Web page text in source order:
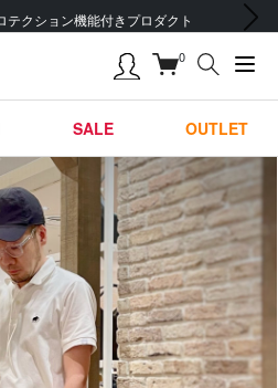
テクション機能付きプロダクト
次の画像
0
SALE OUTLET